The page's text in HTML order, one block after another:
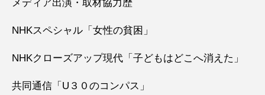
メディア出演・取材協力歴
NHKスペシャル「女性の貧困」
NHKクローズアップ現代「子どもはどこへ消えた」
共同通信「U３０のコンパス」